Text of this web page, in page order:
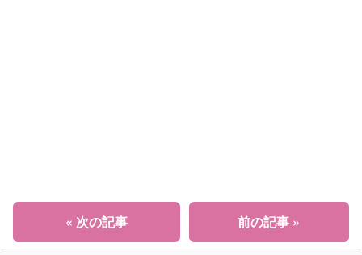
前の記事 »
« 次の記事